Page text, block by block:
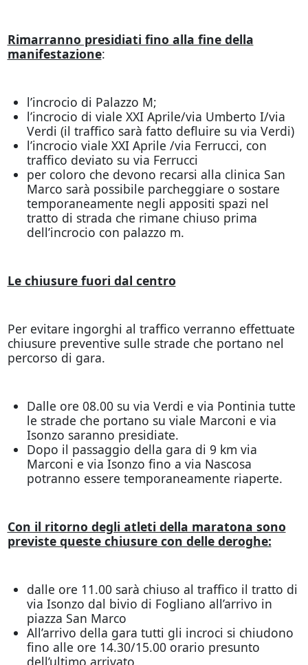
Rimarranno presidiati fino alla fine della
manifestazione:
l’incrocio di Palazzo M;
l’incrocio di viale XXI Aprile/via Umberto I/via
Verdi (il traffico sarà fatto defluire su via Verdi)
l’incrocio viale XXI Aprile /via Ferrucci, con
traffico deviato su via Ferrucci
per coloro che devono recarsi alla clinica San
Marco sarà possibile parcheggiare o sostare
temporaneamente negli appositi spazi nel
tratto di strada che rimane chiuso prima
dell’incrocio con palazzo m.
Le chiusure fuori dal centro
Per evitare ingorghi al traffico verranno effettuate
chiusure preventive sulle strade che portano nel
percorso di gara.
Dalle ore 08.00 su via Verdi e via Pontinia tutte
le strade che portano su viale Marconi e via
Isonzo saranno presidiate.
Dopo il passaggio della gara di 9 km via
Marconi e via Isonzo fino a via Nascosa
potranno essere temporaneamente riaperte.
Con il ritorno degli atleti della maratona sono
previste queste chiusure con delle deroghe:
dalle ore 11.00 sarà chiuso al traffico il tratto di
via Isonzo dal bivio di Fogliano all’arrivo in
piazza San Marco
All’arrivo della gara tutti gli incroci si chiudono
fino alle ore 14.30/15.00 orario presunto
dell’ultimo arrivato